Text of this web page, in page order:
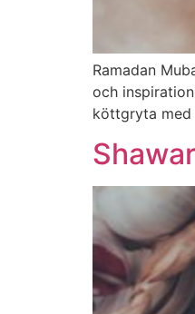
Ramadan
och
köttgryta med